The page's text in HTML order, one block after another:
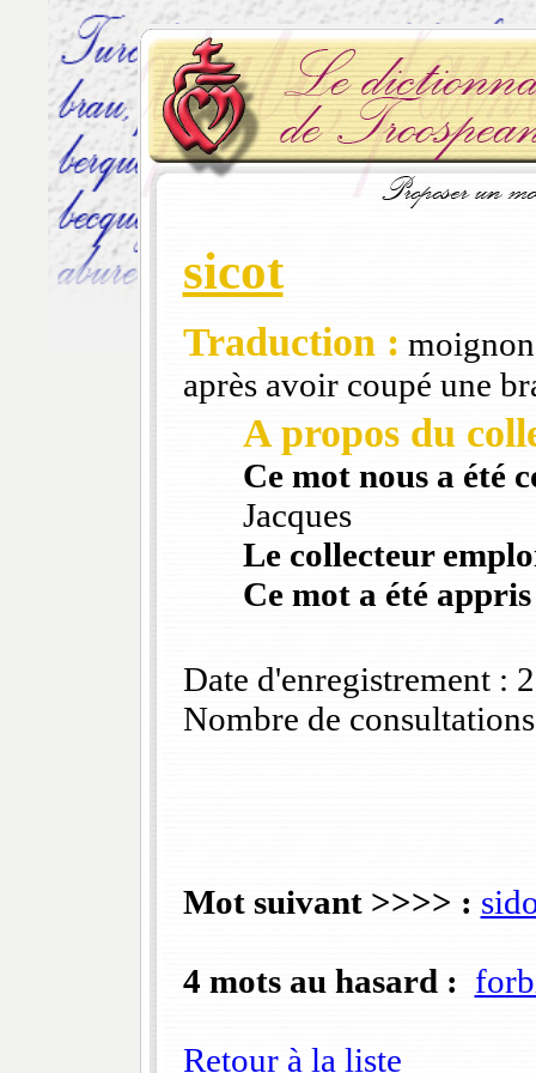
sicot
Traduction :
après avoir coupé une
A propos du
Ce mot nous a été
Jacques
Le collecteur
Ce mot a été
Date d'enregistrement :
Nombre de
Mot suivant >>>> :
4 mots au hasard :
Retour à la liste